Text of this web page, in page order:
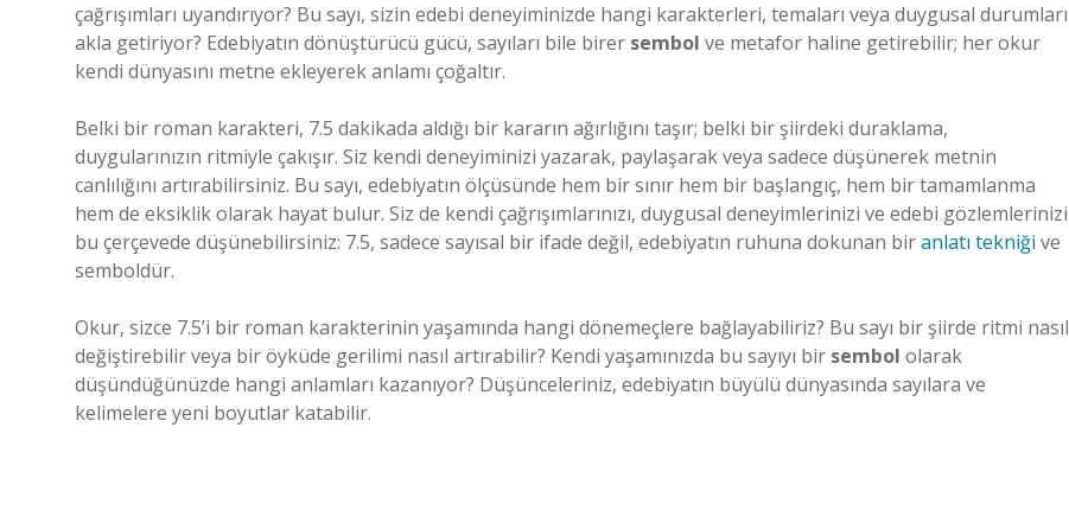
çağrışımları uyandırıyor? Bu sayı, sizin edebi deneyiminizde hangi karakterleri, temaları veya duygusal durumları
akla getiriyor? Edebiyatın dönüştürücü gücü, sayıları bile birer sembol ve metafor haline getirebilir; her okur
kendi dünyasını metne ekleyerek anlamı çoğaltır.
Belki bir roman karakteri, 7.5 dakikada aldığı bir kararın ağırlığını taşır; belki bir şiirdeki duraklama,
duygularınızın ritmiyle çakışır. Siz kendi deneyiminizi yazarak, paylaşarak veya sadece düşünerek metnin
canlılığını artırabilirsiniz. Bu sayı, edebiyatın ölçüsünde hem bir sınır hem bir başlangıç, hem bir tamamlanma
hem de eksiklik olarak hayat bulur. Siz de kendi çağrışımlarınızı, duygusal deneyimlerinizi ve edebi gözlemlerinizi
bu çerçevede düşünebilirsiniz: 7.5, sadece sayısal bir ifade değil, edebiyatın ruhuna dokunan biranlatı tekniği ve
semboldür.
Okur, sizce 7.5’i bir roman karakterinin yaşamında hangi dönemeçlere bağlayabiliriz? Bu sayı bir şiirde ritmi nasıl
değiştirebilir veya bir öyküde gerilimi nasıl artırabilir? Kendi yaşamınızda bu sayıyı bir sembol olarak
düşündüğünüzde hangi anlamları kazanıyor? Düşünceleriniz, edebiyatın büyülü dünyasında sayılara ve
kelimelere yeni boyutlar katabilir.